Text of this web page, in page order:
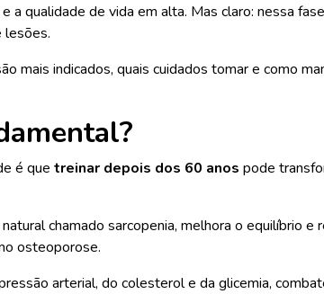
qualidade de vida em alta. Mas claro: nessa
lesões.
mais indicados, quais cuidados tomar e como
é que treinar depois dos 60 anos pode
chamado sarcopenia, melhora o equilíbrio e
osteoporose.
arterial, do colesterol e da glicemia,